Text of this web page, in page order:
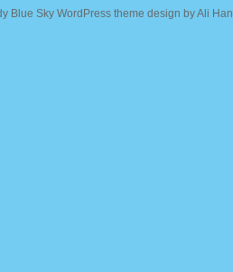
Blue Sky WordPress theme design byAli Han